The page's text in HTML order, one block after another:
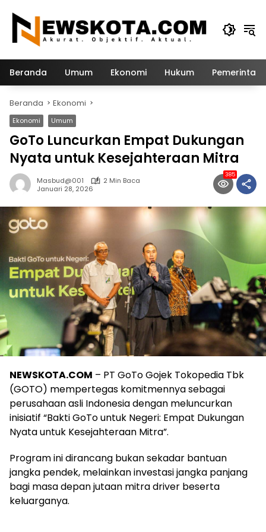
konten
Beranda Umum Ekonomi Hukum
Beranda Ekonomi
Ekonomi Umum
GoTo Luncurkan Empat Dukungan
Nyata untuk Kesejahteraan Mitra
Masbud@001
2 Min Baca
Januari 28, 2026
385
NEWSKOTA.COM – PT GoTo Gojek Tokopedia Tbk
(GOTO) mempertegas komitmennya sebagai
perusahaan asli Indonesia dengan meluncurkan
inisiatif “Bakti GoTo untuk Negeri: Empat Dukungan
Nyata untuk Kesejahteraan Mitra”.
Program ini dirancang bukan sekadar bantuan
jangka pendek, melainkan investasi jangka panjang
bagi masa depan jutaan mitra driver beserta
keluarganya.